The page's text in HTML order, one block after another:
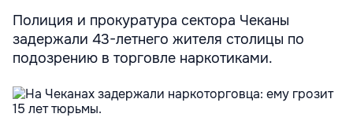
Полиция и прокуратура сектора Чеканы
задержали 43-летнего жителя столицы по
подозрению в торговле наркотиками.